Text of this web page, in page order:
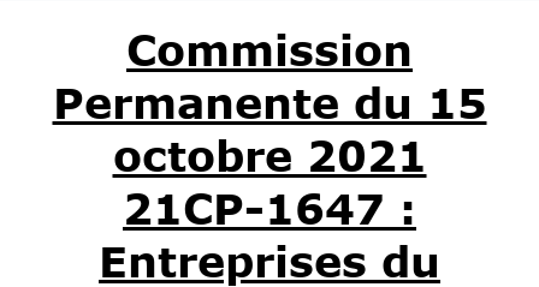
Commission
Permanente du 15
octobre 2021
21CP-1647 :
Entreprises du